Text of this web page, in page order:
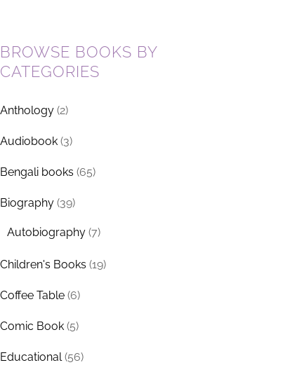
BROWSE BOOKS BY
CATEGORIES
Anthology (2)
Audiobook (3)
Bengali books (65)
Biography (39)
Autobiography (7)
Children's Books (19)
Coffee Table (6)
Comic Book (5)
Educational (56)